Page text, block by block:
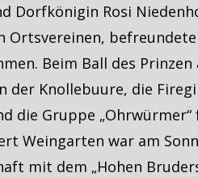
Dorfkönigin Rosi
Ortsvereinen,
Beim Ball des
der Knollebuure, die
die Gruppe
Weingarten war am
mit dem „Hohen